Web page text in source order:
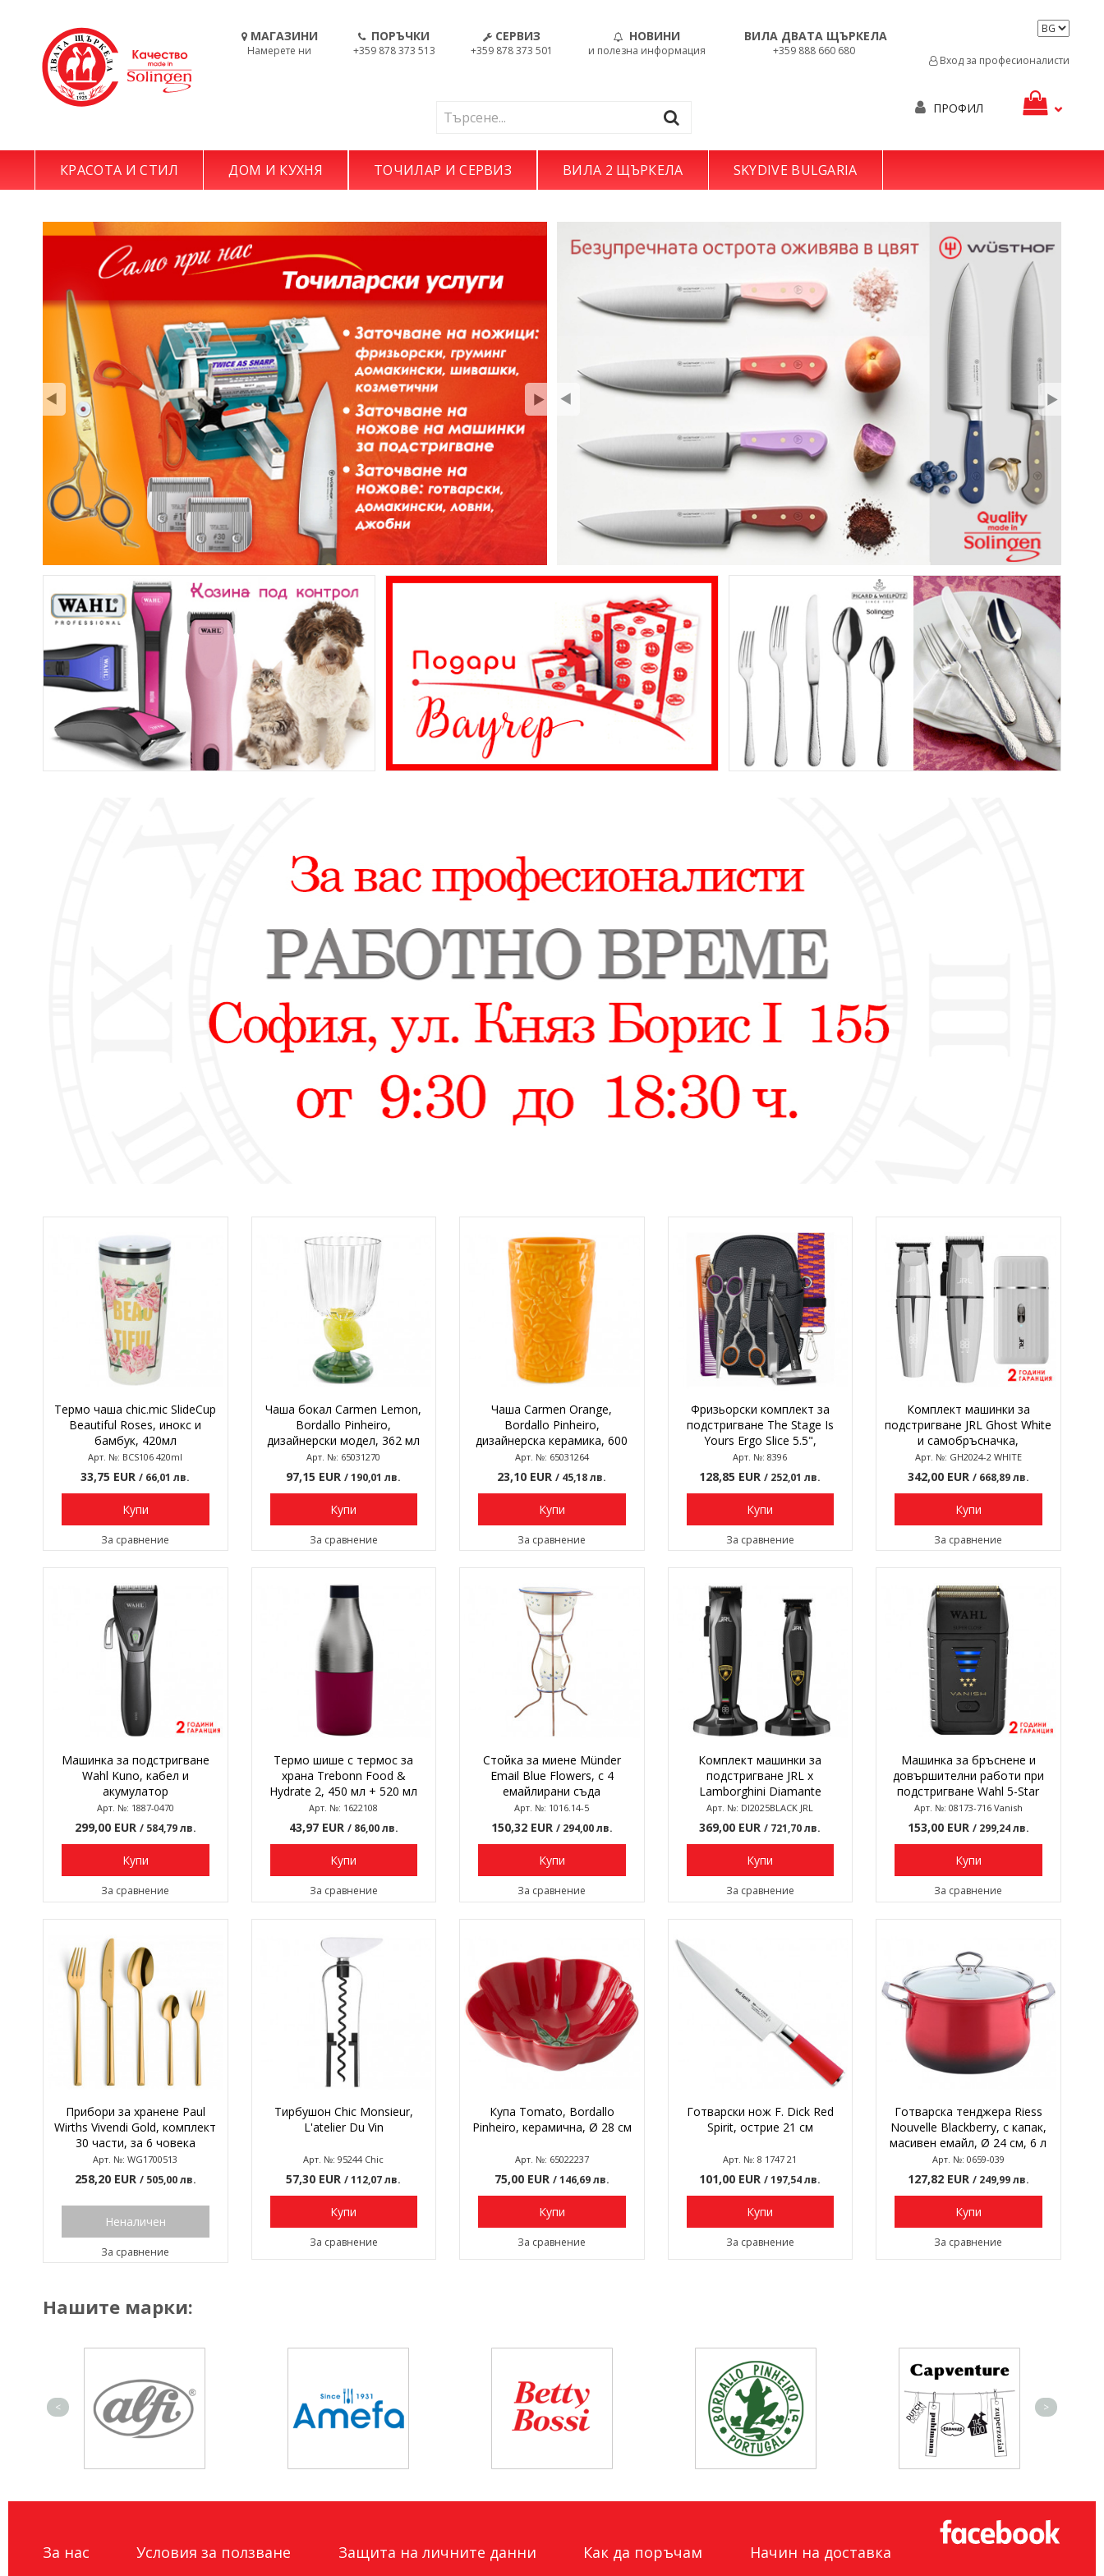
МАГАЗИНИ
Намерете ни
ПОРЪЧКИ
+359 878 373 513
СЕРВИЗ
+359 878 373 501
НОВИНИ
и полезна информация
ВИЛА ДВАТА ЩЪРКЕЛА
+359 888 660 680
Вход за професионалисти
ПРОФИЛ
КРАСОТА И СТИЛ ДОМ И КУХНЯ ТОЧИЛАР И СЕРВИЗ ВИЛА 2 ЩЪРКЕЛА SKYDIVE BULGARIA
Термо чаша chic.mic SlideCup
Beautiful Roses, инокс и
бамбук, 420мл
Арт. №: BCS106 420ml
33,75 EUR/ 66,01 лв.
Купи
За сравнение
Чаша бокал Carmen Lemon,
Bordallo Pinheiro,
дизайнерски модел, 362 мл
Арт. №: 65031270
97,15 EUR/ 190,01 лв.
Купи
За сравнение
Чаша Carmen Orange,
Bordallo Pinheiro,
дизайнерска керамика, 600
мл
Арт. №: 65031264
23,10 EUR/ 45,18 лв.
Купи
За сравнение
Фризьорски комплект за
подстригване The Stage Is
Yours Ergo Slice 5.5",
комплект 5 части
Арт. №: 8396
128,85 EUR/ 252,01 лв.
Купи
За сравнение
Комплект машинки за
подстригване JRL Ghost White
и самобръсначка,
акумулаторни
Арт. №: GH2024-2 WHITE
342,00 EUR / 668,89 лв.
Купи
За сравнение
Машинка за подстригване
Wahl Kuno, кабел и
акумулатор
Арт. №: 1887-0470
299,00 EUR / 584,79 лв.
Купи
За сравнение
Термо шише с термос за
храна Trebonn Food &
Hydrate 2, 450 мл + 520 мл
Арт. №: 1622108
43,97 EUR / 86,00 лв.
Купи
За сравнение
Стойка за миене Münder
Email Blue Flowers, с 4
емайлирани съда
Арт. №: 1016.14-5
150,32 EUR / 294,00 лв.
Купи
За сравнение
Комплект машинки за
подстригване JRL x
Lamborghini Diamante
Collection Black,
акумулаторни
Арт. №: DI2025BLACK JRL
369,00 EUR/ 721,70 лв.
Купи
За сравнение
Машинка за бръснене и
довършителни работи при
подстригване Wahl 5-Star
Vanish
Арт. №: 08173-716 Vanish
153,00 EUR / 299,24 лв.
Купи
За сравнение
Прибори за хранене Paul
Wirths Vivendi Gold, комплект
30 части, за 6 човека
Арт. №: WG1700513
258,20 EUR / 505,00 лв.
Неналичен
За сравнение
Тирбушон Chic Monsieur,
L'atelier Du Vin
Арт. №: 95244 Chic
57,30 EUR/ 112,07 лв.
Купи
За сравнение
Купа Tomato, Bordallo
Pinheiro, керамична, Ø 28 см
Арт. №: 65022237
75,00 EUR / 146,69 лв.
Купи
За сравнение
Готварски нож F. Dick Red
Spirit, острие 21 см
Арт. №: 8 1747 21
101,00 EUR/ 197,54 лв.
Купи
За сравнение
Готварска тенджера Riess
Nouvelle Blackberry, с капак,
масивен емайл, Ø 24 см, 6 л
Арт. №: 0659-039
127,82 EUR / 249,99 лв.
Купи
За сравнение
Нашите марки:
< >
За нас Условия за ползване Защита на личните данни Как да поръчам Начин на доставка